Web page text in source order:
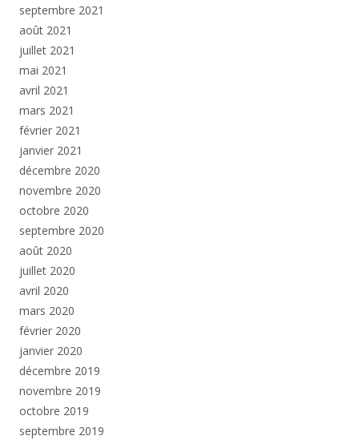
septembre 2021
août 2021
juillet 2021
mai 2021
avril 2021
mars 2021
février 2021
janvier 2021
décembre 2020
novembre 2020
octobre 2020
septembre 2020
août 2020
juillet 2020
avril 2020
mars 2020
février 2020
janvier 2020
décembre 2019
novembre 2019
octobre 2019
septembre 2019